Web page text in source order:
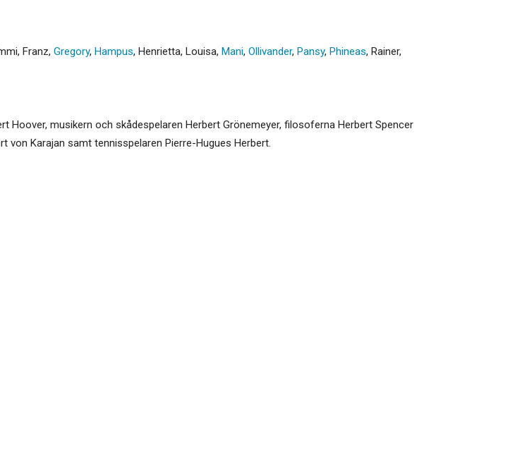
, Franz, Gregory, Hampus, Henrietta, Louisa, Mani, Ollivander, Pansy, Phineas, Rainer,
Hoover, musikern och skådespelaren Herbert Grönemeyer, filosoferna Herbert Spencer
von Karajan samt tennisspelaren Pierre-Hugues Herbert.